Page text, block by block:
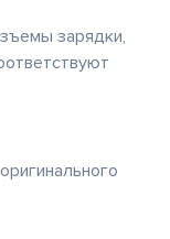
зарядки,